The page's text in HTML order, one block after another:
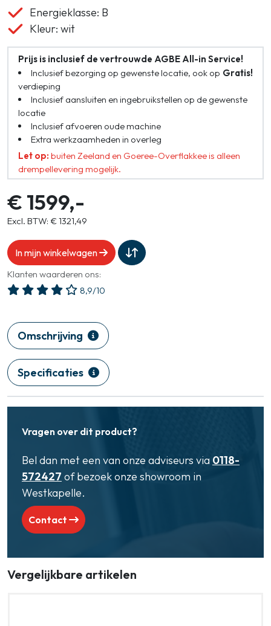
Energieklasse: B
Kleur: wit
Prijs is inclusief de vertrouwde AGBE All-in Service!
Gratis!
Inclusief bezorging op gewenste locatie, ook op
verdieping
Inclusief aansluiten en ingebruikstellen op de gewenste
locatie
Inclusief afvoeren oude machine
Extra werkzaamheden in overleg
Let op: buiten Zeeland en Goeree-Overflakkee is alleen
drempellevering mogelijk.
€ 1599,-
Excl. BTW: € 1321,49
In mijn winkelwagen
Klanten waarderen ons:
8,9/10
Omschrijving
Specificaties
Vragen over dit product?
Bel dan met een van onze adviseurs via 0118-
572427 of bezoek onze showroom in
Westkapelle.
Contact
Vergelijkbare artikelen